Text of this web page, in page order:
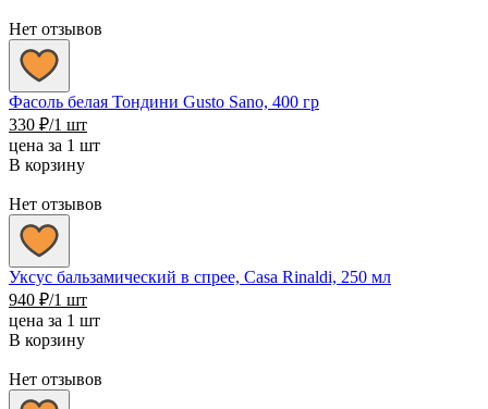
Нет отзывов
Фасоль белая Тондини Gusto Sano, 400 гр
330 ₽/1 шт
цена за 1 шт
В корзину
Нет отзывов
Уксус бальзамический в спрее, Casa Rinaldi, 250 мл
940 ₽/1 шт
цена за 1 шт
В корзину
Нет отзывов